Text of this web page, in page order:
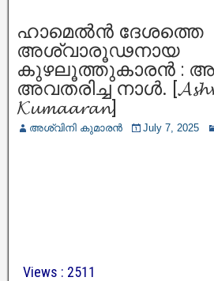
ഹാമെൽൻ ദേശത്തെ
അശ്വാരൂഢനായ
കുഴലൂത്തുകാരൻ :
അവതരിച്ച നാൾ.
𝓚𝓾𝓶𝓪𝓪𝓻𝓪𝓷]
അശ്വിനി കുമാരൻ July 7, 2025
Views : 2511